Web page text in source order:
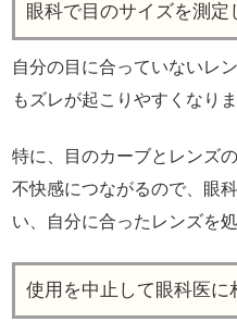
眼科で目のサイズを測定
自分の目に合っていないレ
もズレが起こりやすくなりま
特に、目のカーブとレンズ
不快感につながるので、眼
い、自分に合ったレンズを
使用を中止して眼科医に